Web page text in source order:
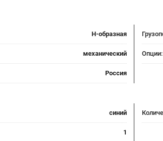
Н-образная
механический Опции:
Россия
синий
1